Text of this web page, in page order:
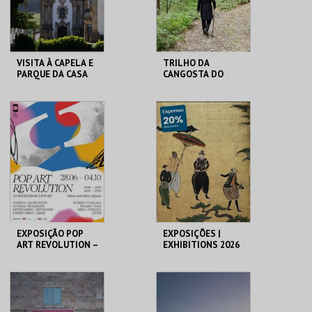
COMPRAR COMPRAR
VISITA À CAPELA E
PARQUE DA CASA
FUND. DA CASA DE
MATEUS
MAIS INFO
COMPRAR
TRILHO DA
CANGOSTA DO
LOJA DA CASA-
MUSEU CAMILO
MAIS INFO
COMPRAR
EXPOSIÇÃO POP
ART REVOLUTION –
PALÁCIO SOTTO
MAIOR
EXPOSIÇÕES |
EXHIBITIONS 2026